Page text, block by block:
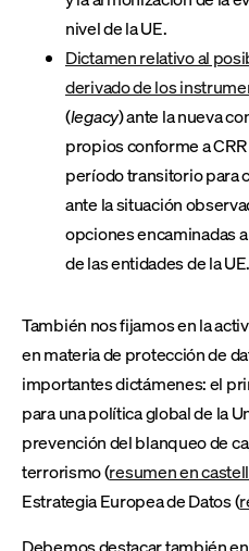
nivel de la UE.
Dictamen relativo al
derivado de los
(legacy) ante la nueva
propios conforme a
período transitorio para
ante la situación
opciones encaminadas
de las entidades de la UE.
También nos fijamos en la
en materia de protección de
importantes dictámenes: el
para una política global de la
prevención del blanqueo de
terrorismo (resumen en
Estrategia Europea de Datos (
Debemos destacar también